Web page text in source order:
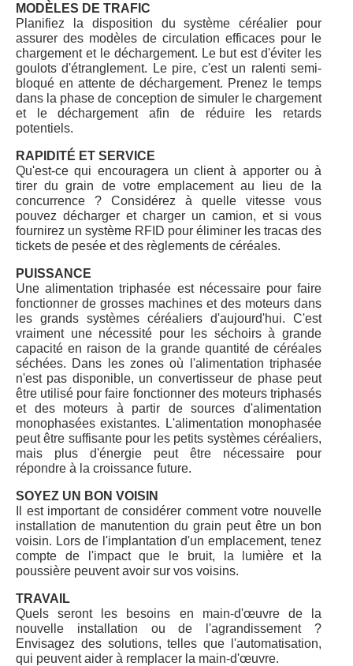
MODÈLES DE TRAFIC
Planifiez la disposition du système céréalier pour
assurer des modèles de circulation efficaces pour le
chargement et le déchargement. Le but est d'éviter les
goulots d'étranglement. Le pire, c'est un ralenti semi-
bloqué en attente de déchargement. Prenez le temps
dans la phase de conception de simuler le chargement
et le déchargement afin de réduire les retards
potentiels.
RAPIDITÉ ET SERVICE
Qu'est-ce qui encouragera un client à apporter ou à
tirer du grain de votre emplacement au lieu de la
concurrence ? Considérez à quelle vitesse vous
pouvez décharger et charger un camion, et si vous
fournirez un système RFID pour éliminer les tracas des
tickets de pesée et des règlements de céréales.
PUISSANCE
Une alimentation triphasée est nécessaire pour faire
fonctionner de grosses machines et des moteurs dans
les grands systèmes céréaliers d'aujourd'hui. C'est
vraiment une nécessité pour les séchoirs à grande
capacité en raison de la grande quantité de céréales
séchées. Dans les zones où l'alimentation triphasée
n'est pas disponible, un convertisseur de phase peut
être utilisé pour faire fonctionner des moteurs triphasés
et des moteurs à partir de sources d'alimentation
monophasées existantes. L'alimentation monophasée
peut être suffisante pour les petits systèmes céréaliers,
mais plus d'énergie peut être nécessaire pour
répondre à la croissance future.
SOYEZ UN BON VOISIN
Il est important de considérer comment votre nouvelle
installation de manutention du grain peut être un bon
voisin. Lors de l'implantation d'un emplacement, tenez
compte de l'impact que le bruit, la lumière et la
poussière peuvent avoir sur vos voisins.
TRAVAIL
Quels seront les besoins en main-d'œuvre de la
nouvelle installation ou de l'agrandissement ?
Envisagez des solutions, telles que l'automatisation,
qui peuvent aider à remplacer la main-d'œuvre.